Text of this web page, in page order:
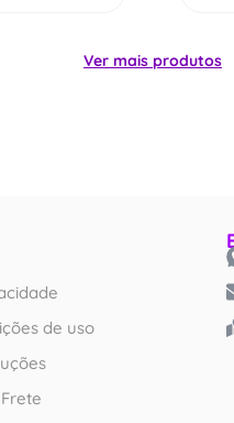
Ver mais produtos
de uso